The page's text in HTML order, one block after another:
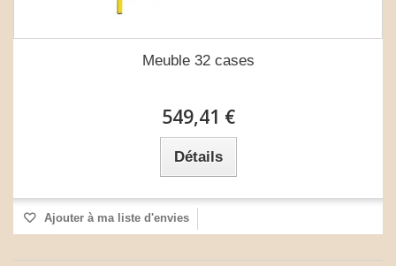
Meuble 32 cases
549,41 €
Détails
Ajouter à ma liste d'envies